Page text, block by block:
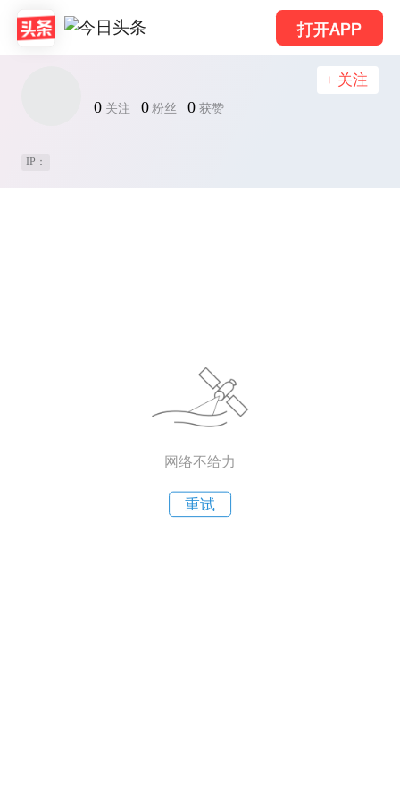
打开APP
0 关注 0 粉丝 0 获赞
+ 关注
IP：
网络不给力
重试